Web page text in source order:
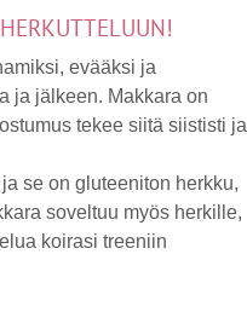
evääksi ja
ja jälkeen. Makkara on
tekee siitä siististi ja
se on gluteeniton herkku,
soveltuu myös herkille,
koirasi treeniin